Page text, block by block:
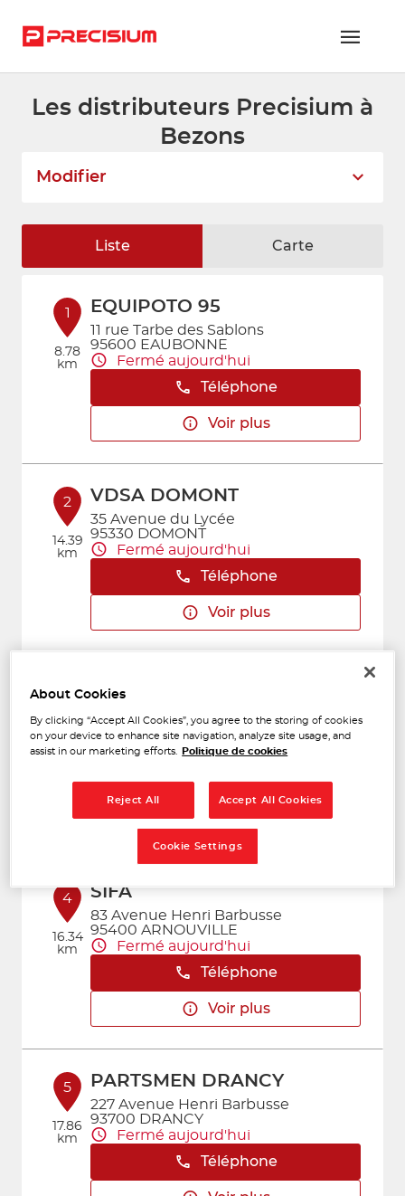
RÉSEAU PRECISIUM
NOUS REJOINDRE
CONTACTEZ-NOUS
ESPACE ADHÉRENT
Les distributeurs Precisium à
Bezons
Modifier
Liste Carte
1
8.78
km
EQUIPOTO 95
11 rue Tarbe des Sablons
95600 EAUBONNE
Fermé aujourd'hui
Téléphone
Voir plus
2
14.39
km
VDSA DOMONT
35 Avenue du Lycée
95330 DOMONT
Fermé aujourd'hui
Téléphone
Voir plus
3
14.76
km
PERINET MARQUET
CHATILLON ACCESSOIRES
28/30, avenue de Verdun
92320 CHATILLON
Fermé aujourd'hui
Téléphone
Voir plus
4
16.34
km
SIFA
83 Avenue Henri Barbusse
95400 ARNOUVILLE
Fermé aujourd'hui
Téléphone
Voir plus
5
17.86
km
PARTSMEN DRANCY
227 Avenue Henri Barbusse
93700 DRANCY
Fermé aujourd'hui
Téléphone
About Cookies
By clicking “Accept All Cookies”, you agree to the storing of cookies
on your device to enhance site navigation, analyze site usage, and
assist in our marketing efforts.
Politique de cookies
Reject All Accept All Cookies
Cookie Settings